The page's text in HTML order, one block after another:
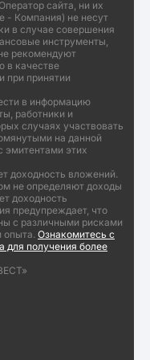
сайта, ни их
- Компания) не несут
в случае совершения
инструменты,
рекомендуют
в качестве
при принятии
в информацию
работники и
случаях участвовать
на данной
эмитентами этих
доходность вложений.
не определяют доходы
доходность
предупреждает, что
с различными рисками
опыта. Ознакомитесь с
для получения более